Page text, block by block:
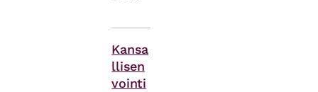
Kansa
llisen
vointi